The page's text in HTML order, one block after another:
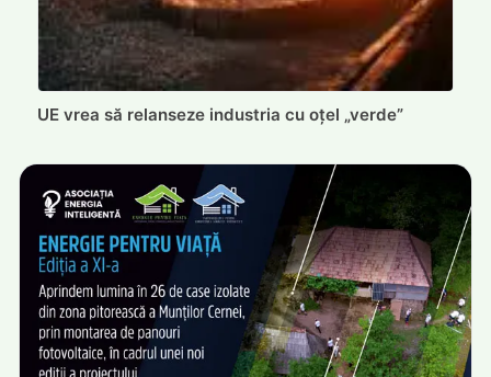
UE vrea să relanseze industria cu oțel „verde”